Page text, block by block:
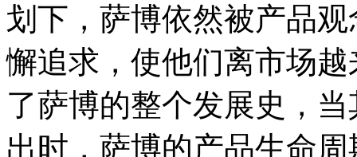
划下，萨博依然被产品
懈追求，使他们离市场
了萨博的整个发展史，
出时，萨博的产品生命